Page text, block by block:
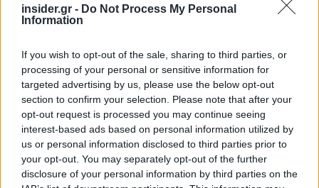
insider.gr - Do Not Process My Personal
Information
If you wish to opt-out of the sale, sharing to third parties, or
processing of your personal or sensitive information for
targeted advertising by us, please use the below opt-out
section to confirm your selection. Please note that after your
opt-out request is processed you may continue seeing
interest-based ads based on personal information utilized by
us or personal information disclosed to third parties prior to
your opt-out. You may separately opt-out of the further
disclosure of your personal information by third parties on the
Διαβάζονται αυτή τη στιγμή
της μέχρι το 2070
Ακαθάριστα οικόπεδα: Τι γίνεται όταν ο
ιδιοκτήτης δεν τα καθαρίσει - Πώς κινούνται
δήμοι και ΠΣ, ποιος πληρώνει τον λογαριασμό
Η επίθεση στη Hugging Face σηματοδοτεί την
έναρξη μιας επικίνδυνης εποχής
κυβερνοεπιθέσεων με AI